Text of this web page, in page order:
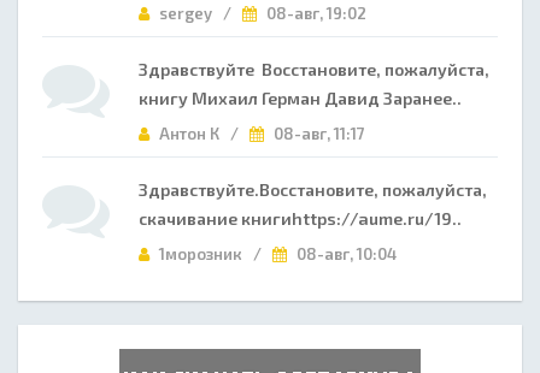
sergey / 08-авг, 19:02
Здравствуйте Восстановите, пожалуйста,
книгу Михаил Герман Давид Заранее..
Антон К / 08-авг, 11:17
Здравствуйте.Восстановите, пожалуйста,
скачивание книгиhttps://aume.ru/19..
1морозник / 08-авг, 10:04